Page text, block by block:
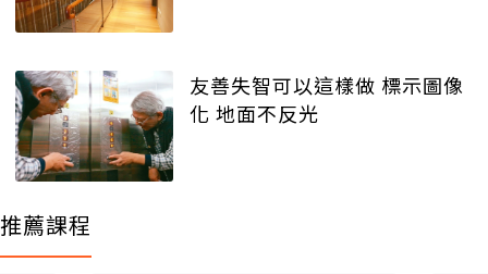
友善失智可以這樣做 標示圖像
化 地面不反光
推薦課程